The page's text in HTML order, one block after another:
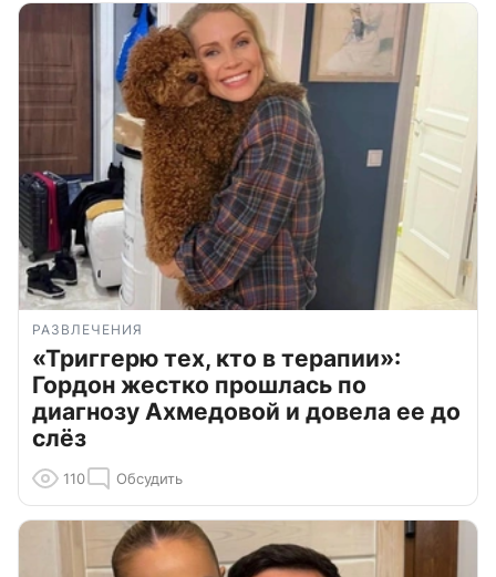
РАЗВЛЕЧЕНИЯ
«Триггерю тех, кто в терапии»:
Гордон жестко прошлась по
диагнозу Ахмедовой и довела ее до
слёз
110 Обсудить